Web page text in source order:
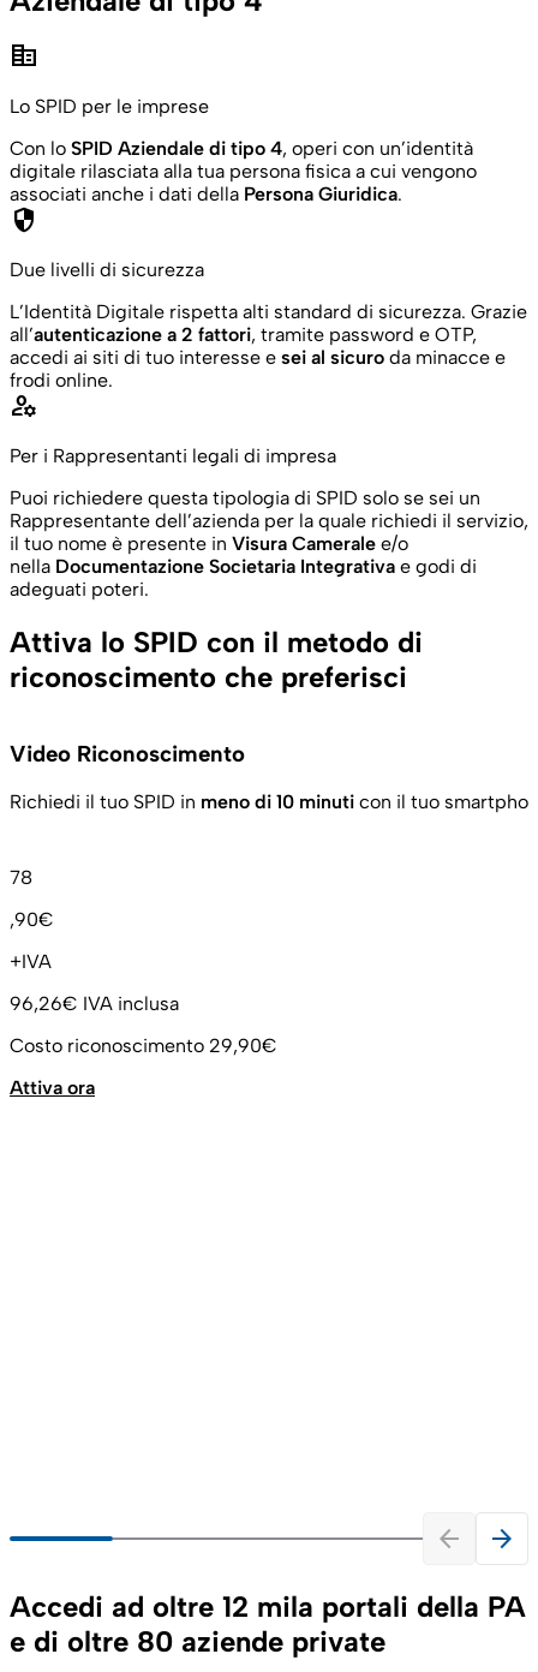
corporate_fare
Lo SPID per le imprese
Con lo SPID Aziendale di tipo 4, operi con un’identità
digitale rilasciata alla tua persona fisica a cui vengono
associati anche i dati della Persona Giuridica.
security
Due livelli di sicurezza
L’Identità Digitale rispetta alti standard di sicurezza. Grazie
all’autenticazione a 2 fattori, tramite password e OTP,
accedi ai siti di tuo interesse e sei al sicuro da minacce e
frodi online.
manage_accounts
Per i Rappresentanti legali di impresa
Puoi richiedere questa tipologia di SPID solo se sei un
Rappresentante dell’azienda per la quale richiedi il servizio,
il tuo nome è presente in Visura Camerale e/o
nella Documentazione Societaria Integrativa e godi di
adeguati poteri.
Attiva lo SPID con il metodo di
riconoscimento che preferisci
Video Riconoscimento
Richiedi il tuo SPID in meno di 10 minuti con il tuo
78
,90€
+IVA
96,26€ IVA inclusa
Costo riconoscimento 29,90€
Attiva ora
arrow_back arrow_forward
Accedi ad oltre 12 mila portali della PA
e di oltre 80 aziende private